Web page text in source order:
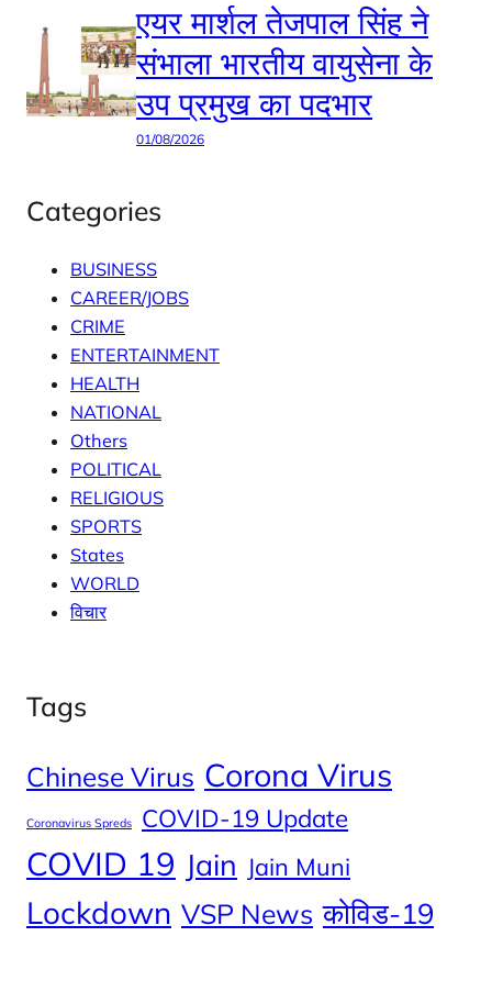
एयर मार्शल तेजपाल सिंह ने
संभाला भारतीय वायुसेना के
उप प्रमुख का पदभार
01/08/2026
Categories
BUSINESS
CAREER/JOBS
CRIME
ENTERTAINMENT
HEALTH
NATIONAL
Others
POLITICAL
RELIGIOUS
SPORTS
States
WORLD
विचार
Tags
Chinese Virus Corona Virus
Coronavirus Spreds COVID-19 Update
COVID 19 Jain Jain Muni
Lockdown VSP News कोविड-19